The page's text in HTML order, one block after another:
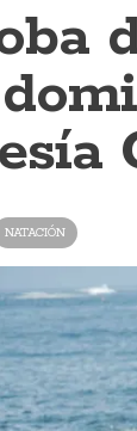
NATACIÓN